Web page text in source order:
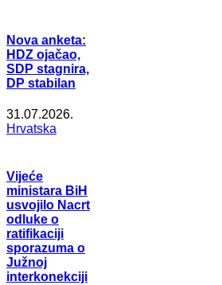
Nova anketa:
HDZ ojačao,
SDP stagnira,
DP stabilan
31.07.2026.
Hrvatska
Vijeće
ministara BiH
usvojilo Nacrt
odluke o
ratifikaciji
sporazuma o
Južnoj
interkonekciji